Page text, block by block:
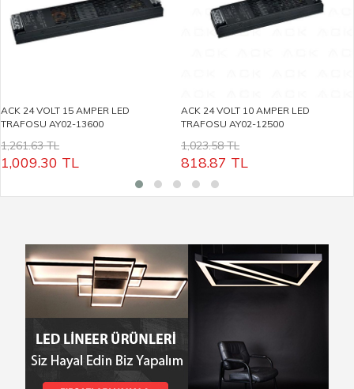
ACK 24 VOLT 15 AMPER LED
TRAFOSU AY02-13600
1,261.63 TL
1,009.30 TL
ACK 24 VOLT 10 AMPER LED
TRAFOSU AY02-12500
1,023.58 TL
818.87 TL